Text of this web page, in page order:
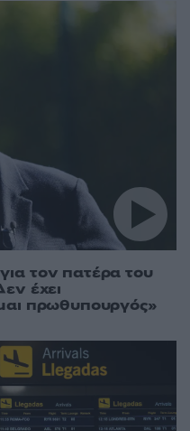
τον πατέρα του
έχει
πρωθυπουργός»